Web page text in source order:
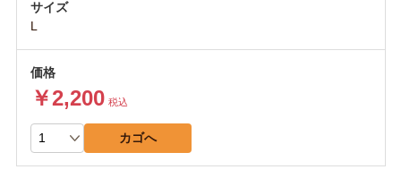
L
￥2,200 税込
カゴへ